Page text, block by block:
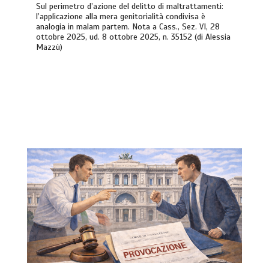
Sul perimetro d’azione del delitto di maltrattamenti:
l’applicazione alla mera genitorialità condivisa è
analogia in malam partem. Nota a Cass., Sez. VI, 28
ottobre 2025, ud. 8 ottobre 2025, n. 35152 (di Alessia
Mazzù)